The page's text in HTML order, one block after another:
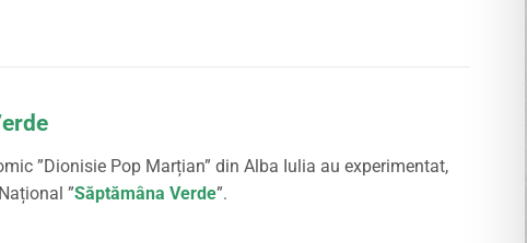
”Dionisie Pop Marțian” din Alba Iulia au experimentat,
”Săptămâna Verde”.